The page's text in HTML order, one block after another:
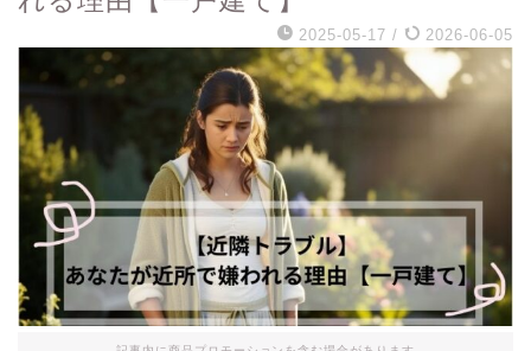
2025-05-17 / 2026-06-05